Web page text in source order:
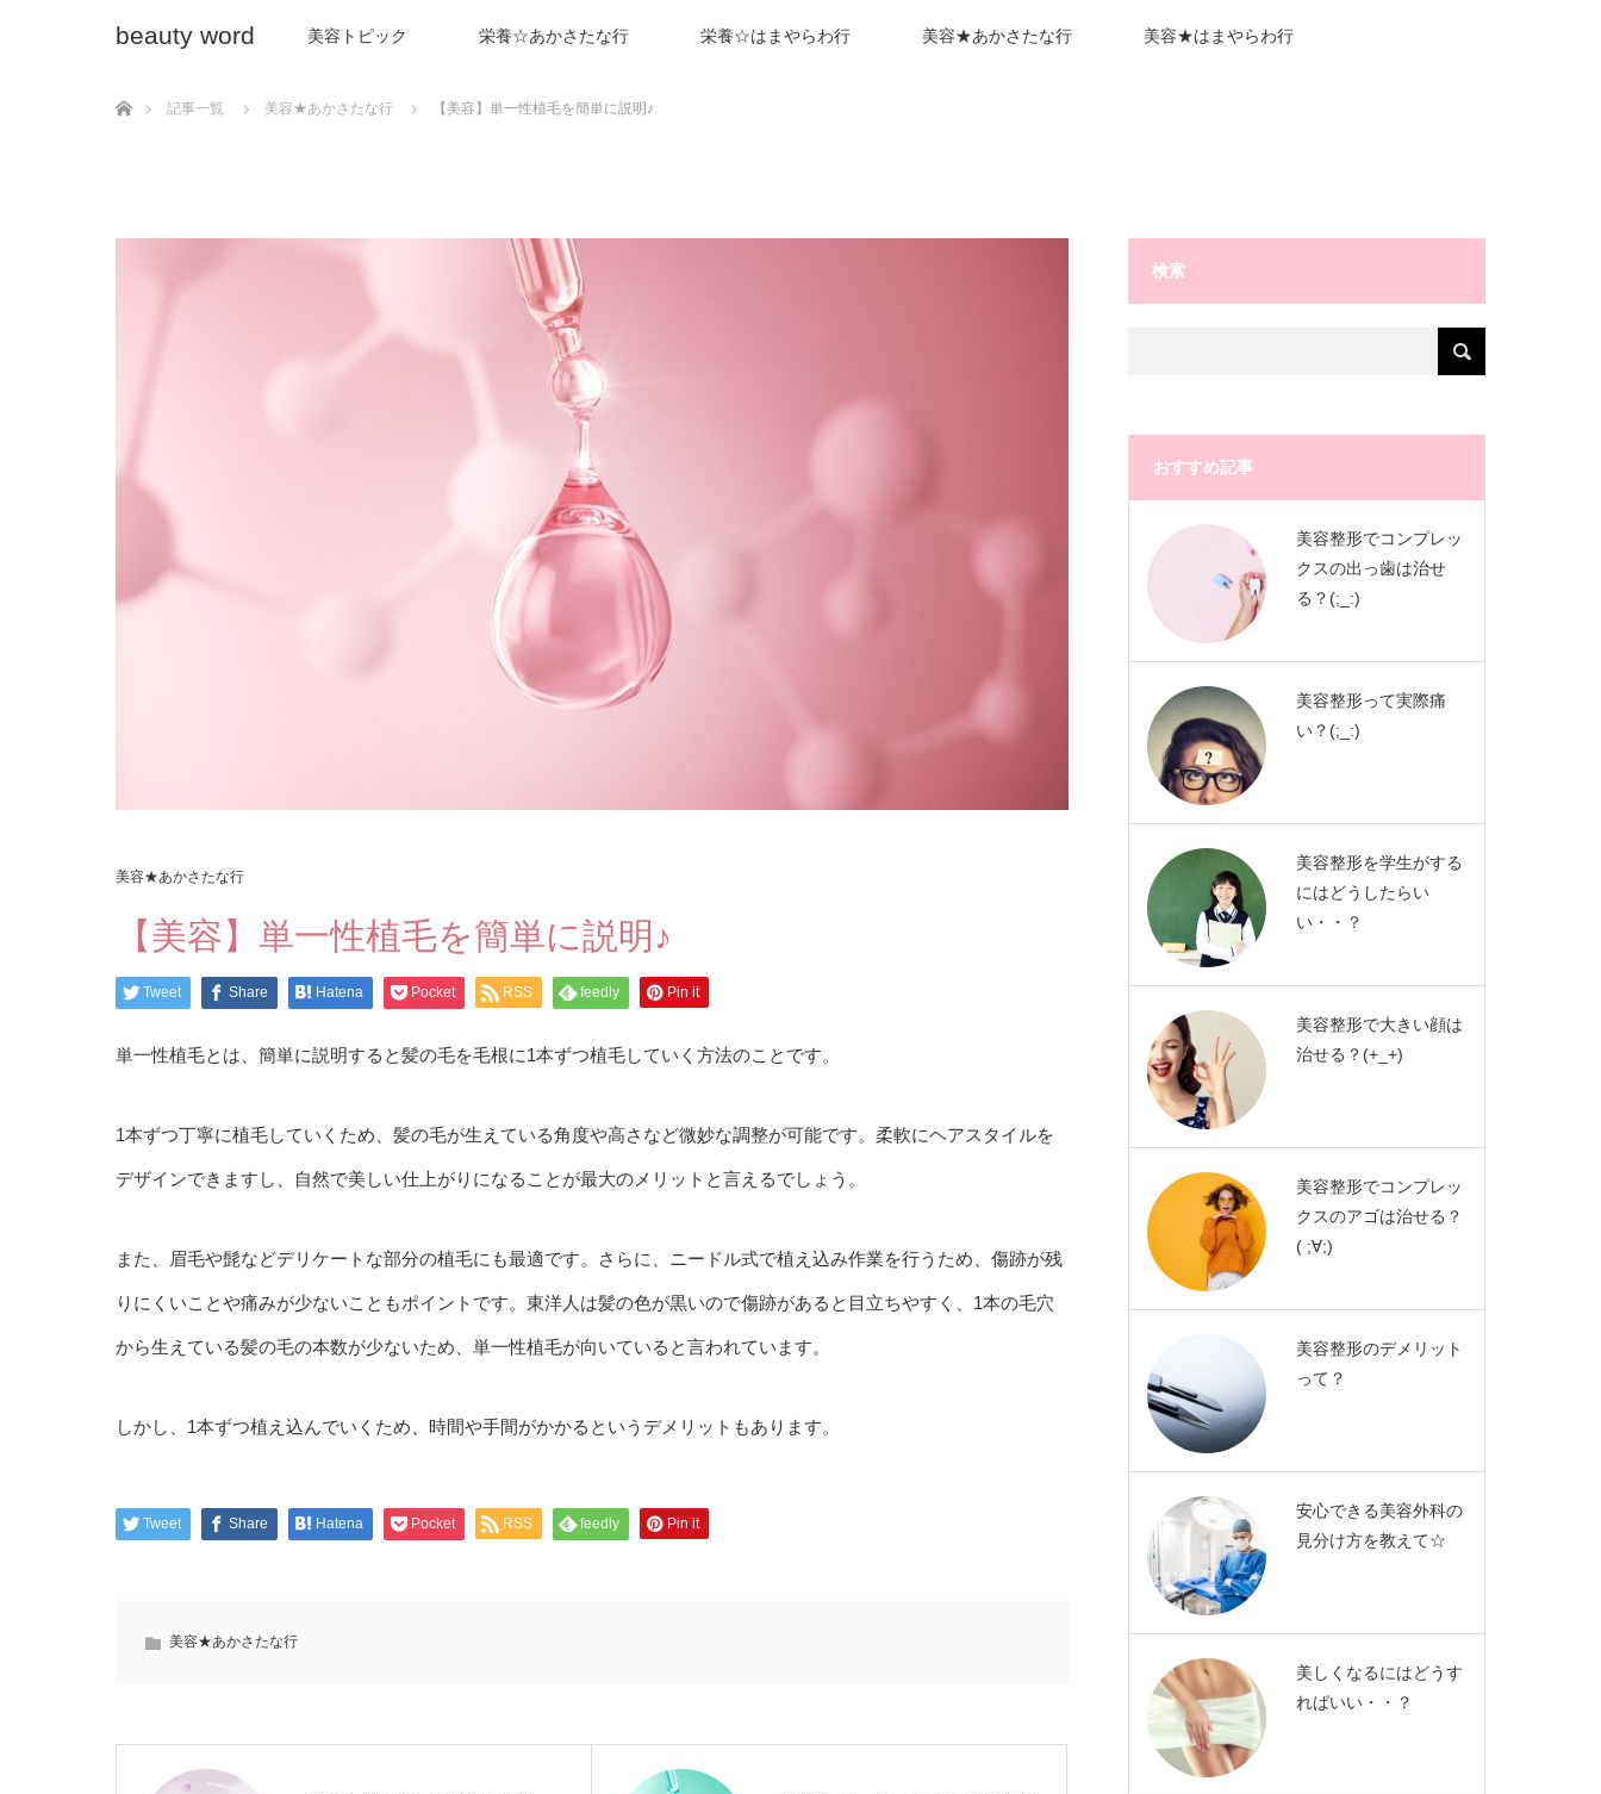
beauty word 美容トピック 栄養☆あかさたな行 栄養☆はまやらわ行 美容★あかさたな行 美容★はまやらわ行
記事一覧
美容★あかさたな行 【美容】単一性植毛を簡単に説明♪
美容★あかさたな行
【美容】単一性植毛を簡単に説明♪
Tweet Share Hatena Pocket RSS feedly Pin it
単一性植毛とは、簡単に説明すると髪の毛を毛根に1本ずつ植毛していく方法のことです。
1本ずつ丁寧に植毛していくため、髪の毛が生えている角度や高さなど微妙な調整が可能です。柔軟にヘアスタイルを
デザインできますし、自然で美しい仕上がりになることが最大のメリットと言えるでしょう。
また、眉毛や髭などデリケートな部分の植毛にも最適です。さらに、ニードル式で植え込み作業を行うため、傷跡が残
りにくいことや痛みが少ないこともポイントです。東洋人は髪の色が黒いので傷跡があると目立ちやすく、1本の毛穴
から生えている髪の毛の本数が少ないため、単一性植毛が向いていると言われています。
しかし、1本ずつ植え込んでいくため、時間や手間がかかるというデメリットもあります。
Tweet Share Hatena Pocket RSS feedly Pin it
美容★あかさたな行
検索
おすすめ記事
美容整形でコンプレッ
クスの出っ歯は治せ
る？(;_:)
美容整形って実際痛
い？(;_:)
美容整形を学生がする
にはどうしたらい
い・・？
美容整形で大きい顔は
治せる？(+_+)
美容整形でコンプレッ
クスのアゴは治せる？
( ;∀;)
美容整形のデメリット
って？
安心できる美容外科の
見分け方を教えて☆
美しくなるにはどうす
ればいい・・？